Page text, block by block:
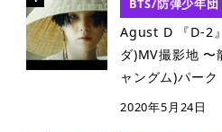
Agust D 『D-2
ダ)MV撮影地 〜
ャングム)パーク
2020年5月24日